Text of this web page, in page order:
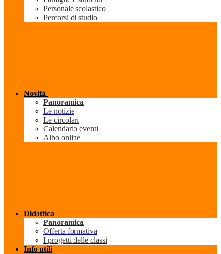
Personale scolastico
Percorsi di studio
Novità
Panoramica
Le notizie
Le circolari
Calendario eventi
Albo online
Didattica
Panoramica
Offerta formativa
I progetti delle classi
Info utili